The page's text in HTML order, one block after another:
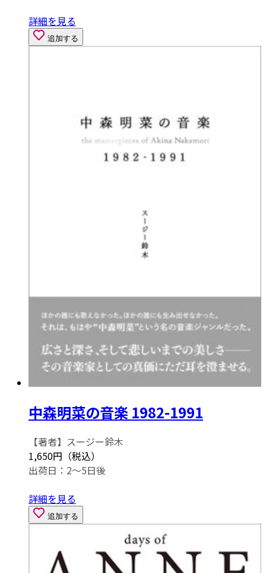
詳細を見る
追加する
中森明菜の音楽 1982-1991
【著者】スージー鈴木
1,650円（税込）
出荷日：2～5日後
詳細を見る
追加する